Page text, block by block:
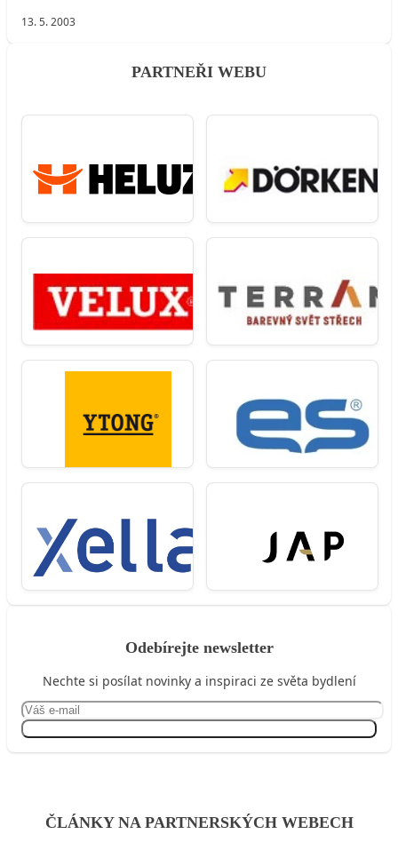
13. 5. 2003
PARTNEŘI WEBU
Odebírejte newsletter
Nechte si posílat novinky a inspiraci ze světa bydlení
ČLÁNKY NA PARTNERSKÝCH WEBECH